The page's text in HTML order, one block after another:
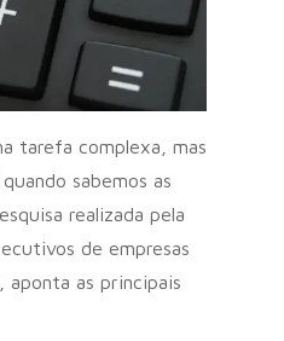
tarefa complexa, mas
sabemos as
realizada pela
de empresas
as principais